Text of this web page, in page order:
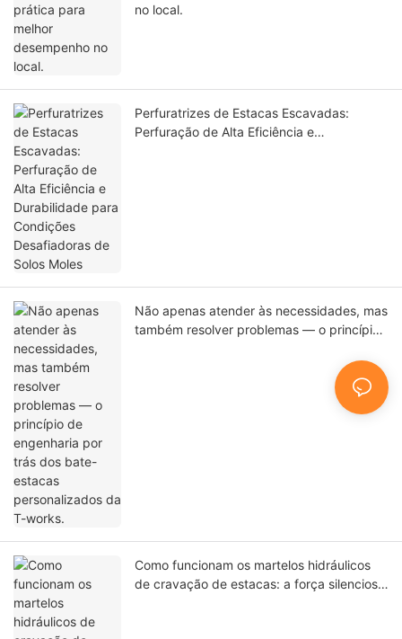
no local.
Perfuratrizes de Estacas Escavadas:
Perfuração de Alta Eficiência e
Não apenas atender às necessidades, mas
também resolver problemas — o princípio
Como funcionam os martelos hidráulicos
de cravação de estacas: a força silenciosa